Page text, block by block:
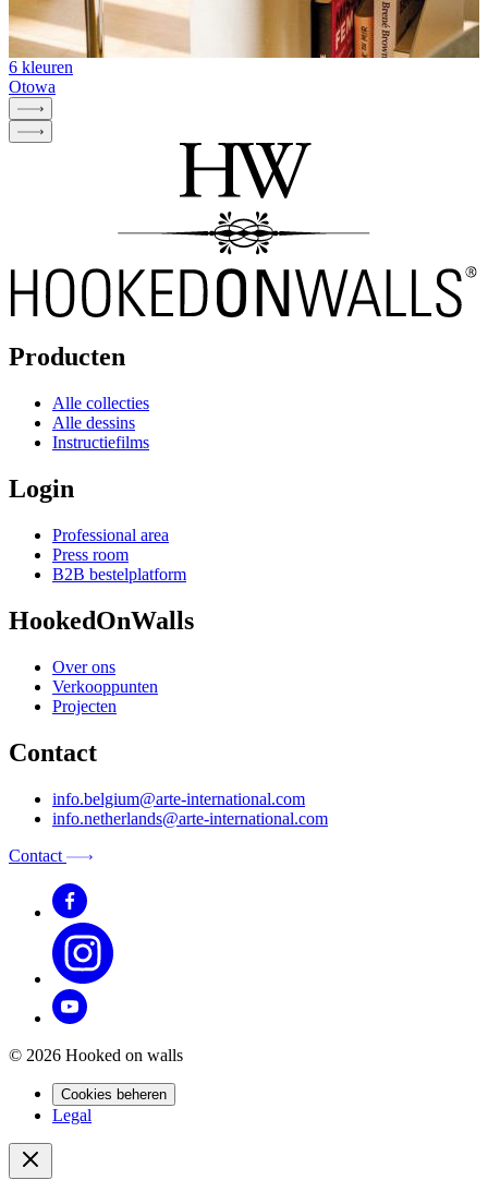
6 kleuren
Otowa
Producten
Alle collecties
Alle dessins
Instructiefilms
Login
Professional area
Press room
B2B bestelplatform
HookedOnWalls
Over ons
Verkooppunten
Projecten
Contact
info.belgium@arte-international.com
info.netherlands@arte-international.com
Contact
© 2026 Hooked on walls
Cookies beheren
Legal